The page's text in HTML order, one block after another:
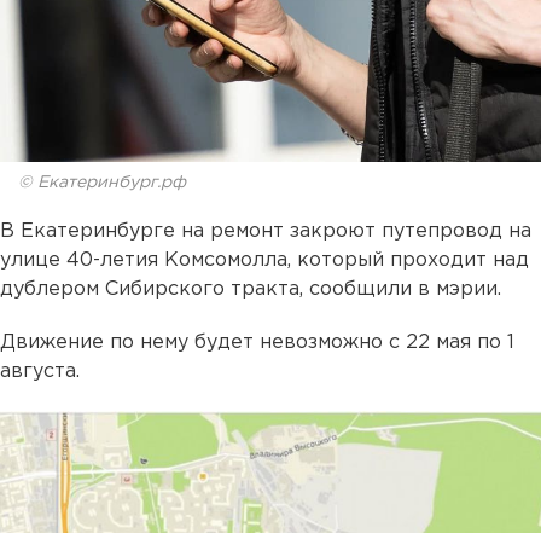
© Екатеринбург.рф
В Екатеринбурге на ремонт закроют путепровод на
улице 40-летия Комсомолла, который проходит над
дублером Сибирского тракта, сообщили в мэрии.
Движение по нему будет невозможно с 22 мая по 1
августа.